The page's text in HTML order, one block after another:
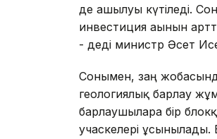
де ашылуы күтіледі.
инвестиция ағынын
- деді министр Әсет
Сонымен, заң
геологиялық барлау
барлаушыларға бір
учаскелері